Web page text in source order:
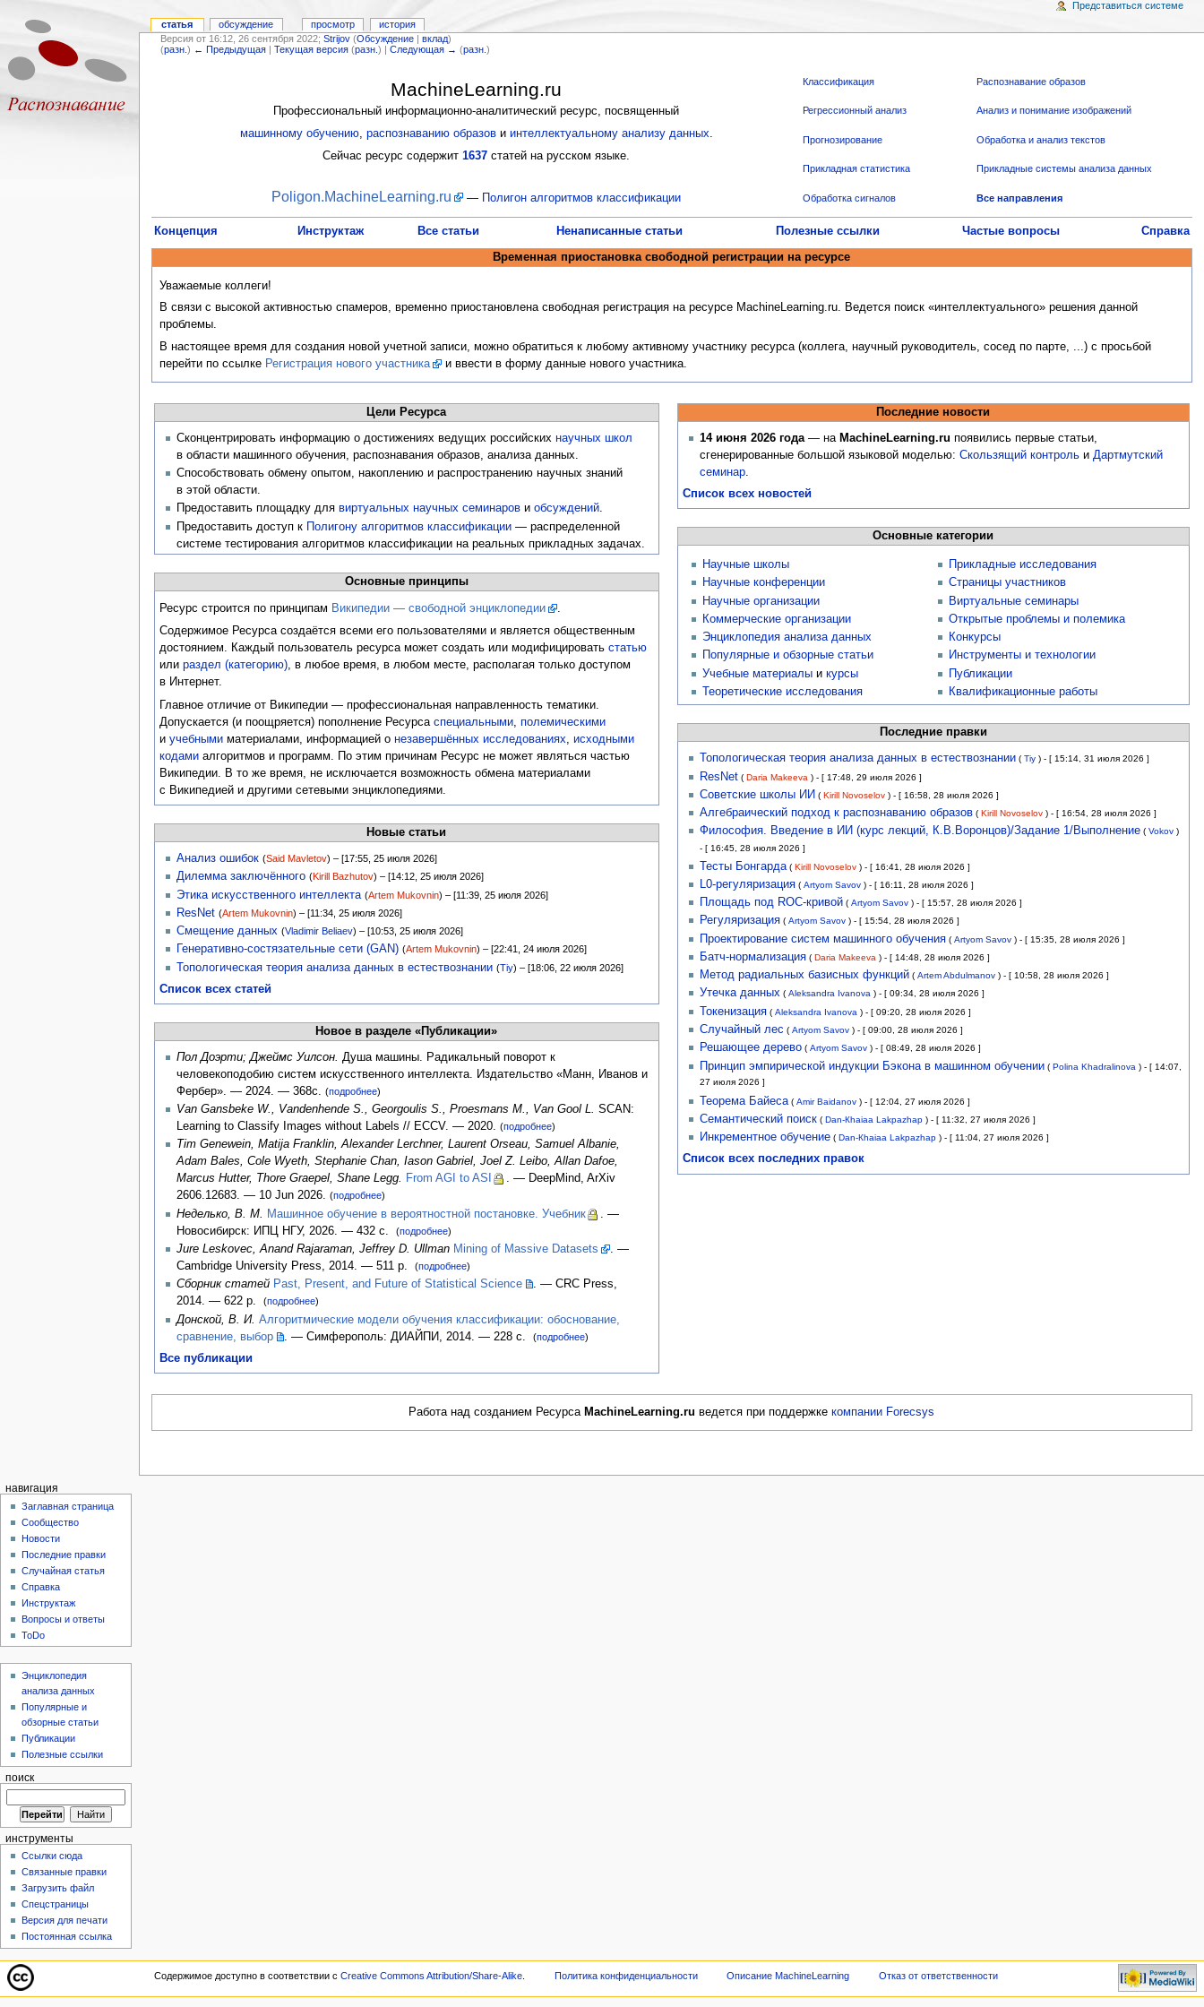
Версия от 16:12, 26 сентября 2022;Strijov (Обсуждение |вклад)
(разн.) ← Предыдущая |Текущая версия (разн.) |Следующая → (разн.)
MachineLearning.ru
Профессиональный информационно-аналитический ресурс, посвященный
машинному обучению, распознаванию образови интеллектуальному анализу данных.
Сейчас ресурс содержит1637 статей на русском языке.
Poligon.MachineLearning.ru — Полигон алгоритмов классификации
Классификация Распознавание образов
Регрессионный анализ Анализ и понимание изображений
Прогнозирование Обработка и анализ текстов
Прикладная статистика Прикладные системы анализа данных
Обработка сигналов Все направления
Концепция Инструктаж Все статьи Ненаписанные статьи Полезные ссылки Частые вопросы Справка
Временная приостановка свободной регистрации на ресурсе
Уважаемые коллеги!
В связи с высокой активностью спамеров, временно приостановлена свободная регистрация на ресурсе MachineLearning.ru. Ведется поиск «интеллектуального» решения данной
проблемы.
В настоящее время для создания новой учетной записи, можно обратиться к любому активному участнику ресурса (коллега, научный руководитель, сосед по парте, ...) с просьбой
перейти по ссылке Регистрация нового участника и ввести в форму данные нового участника.
Цели Ресурса
Сконцентрировать информацию о достижениях ведущих российских научных школ
в области машинного обучения, распознавания образов, анализа данных.
Способствовать обмену опытом, накоплению и распространению научных знаний
в этой области.
Предоставить площадку для виртуальных научных семинарови обсуждений.
Предоставить доступ к Полигону алгоритмов классификации— распределенной
системе тестирования алгоритмов классификации на реальных прикладных задачах.
Основные принципы
Ресурс строится по принципам Википедии — свободной энциклопедии
.
Содержимое Ресурса создаётся всеми его пользователями и является общественным
достоянием. Каждый пользователь ресурса может создать или модифицировать статью
или раздел (категорию), в любое время, в любом месте, располагая только доступом
в Интернет.
Главное отличие от Википедии — профессиональная направленность тематики.
Допускается (и поощряется) пополнение Ресурса специальными, полемическими
и учебнымиматериалами, информацией о незавершённых исследованиях
исходными
кодамиалгоритмов и программ. По этим причинам Ресурс не может являться частью
Википедии. В то же время, не исключается возможность обмена материалами
с Википедией и другими сетевыми энциклопедиями.
Новые статьи
Анализ ошибок (Said Mavletov) – [17:55, 25 июля 2026]
Дилемма заключённого (Kirill Bazhutov) – [14:12, 25 июля 2026]
Этика искусственного интеллекта (Artem Mukovnin) – [11:39, 25 июля 2026]
ResNet (Artem Mukovnin) – [11:34, 25 июля 2026]
Смещение данных (Vladimir Beliaev) – [10:53, 25 июля 2026]
Генеративно-состязательные сети (GAN) (Artem Mukovnin) – [22:41, 24 июля 2026]
Топологическая теория анализа данных в естествознании (Tiy) – [18:06, 22 июля 2026]
Список всех статей
Новое в разделе «Публикации»
Пол Доэрти; Джеймс Уилсон. Душа машины. Радикальный поворот к
человекоподобию систем искусственного интеллекта. Издательство «Манн, Иванов и
Фербер». — 2024. — 368с. (подробнее)
Van Gansbeke W., Vandenhende S., Georgoulis S., Proesmans M., Van Gool L. SCAN:
Learning to Classify Images without Labels // ECCV. — 2020. (подробнее)
Tim Genewein, Matija Franklin, Alexander Lerchner, Laurent Orseau, Samuel Albanie,
Adam Bales, Cole Wyeth, Stephanie Chan, Iason Gabriel, Joel Z. Leibo, Allan Dafoe,
Marcus Hutter, Thore Graepel, Shane Legg. From AGI to ASI
. — DeepMind, ArXiv
2606.12683. — 10 Jun 2026. (подробнее)
Неделько, В. М. Машинное обучение в вероятностной постановке. Учебник
. —
Новосибирск: ИПЦ НГУ, 2026. — 432 с.
(подробнее)
Jure Leskovec,Anand Rajaraman, Jeffrey D. Ullman Mining of Massive Datasets
. —
Cambridge University Press, 2014. — 511 p.
(подробнее)
Сборник статей Past, Present, and Future of Statistical Science
. — CRC Press,
2014. — 622 p.
(подробнее)
Донской, В. И. Алгоритмические модели обучения классификации: обоснование,
сравнение, выбор
. — Симферополь: ДИАЙПИ, 2014. — 228 с. (подробнее)
Все публикации
Последние новости
14 июня 2026 года— на MachineLearning.ru появились первые статьи,
сгенерированные большой языковой моделью: Скользящий контрольи Дартмутский
семинар.
Список всех новостей
Основные категории
Научные школы
Научные конференции
Научные организации
Коммерческие организации
Энциклопедия анализа данных
Популярные и обзорные статьи
Учебные материалыи курсы
Теоретические исследования
Прикладные исследования
Страницы участников
Виртуальные семинары
Открытые проблемы и полемика
Конкурсы
Инструменты и технологии
Публикации
Квалификационные работы
Последние правки
Топологическая теория анализа данных в естествознании( Tiy)- [ 15:14, 31 июля 2026 ]
ResNet( Daria Makeeva )- [ 17:48, 29 июля 2026 ]
Советские школы ИИ ( Kirill Novoselov)- [ 16:58, 28 июля 2026 ]
Алгебраический подход к распознаванию образов( Kirill Novoselov)- [ 16:54, 28 июля 2026 ]
Философия. Введение в ИИ (курс лекций, К.В.Воронцов)/Задание 1/Выполнение( Vokov)
- [ 16:45, 28 июля 2026 ]
Тесты Бонгарда( Kirill Novoselov)- [ 16:41, 28 июля 2026 ]
L0-регуляризация( Artyom Savov)- [ 16:11, 28 июля 2026 ]
Площадь под ROC-кривой( Artyom Savov)- [ 15:57, 28 июля 2026 ]
Регуляризация ( Artyom Savov)- [ 15:54, 28 июля 2026 ]
Проектирование систем машинного обучения( Artyom Savov)- [ 15:35, 28 июля 2026 ]
Батч-нормализация( Daria Makeeva )- [ 14:48, 28 июля 2026 ]
Метод радиальных базисных функций( Artem Abdulmanov)- [ 10:58, 28 июля 2026 ]
Утечка данных( Aleksandra Ivanova)- [ 09:34, 28 июля 2026 ]
Токенизация( Aleksandra Ivanova )- [ 09:20, 28 июля 2026 ]
Случайный лес ( Artyom Savov)- [ 09:00, 28 июля 2026 ]
Решающее дерево( Artyom Savov)- [ 08:49, 28 июля 2026 ]
Принцип эмпирической индукции Бэкона в машинном обучении( Polina Khadralinova )- [ 14:07,
27 июля 2026 ]
Теорема Байеса( Amir Baidanov)- [ 12:04, 27 июля 2026 ]
Семантический поиск( Dan-Кhaiaa Lakpazhap)- [ 11:32, 27 июля 2026 ]
Инкрементное обучение( Dan-Кhaiaa Lakpazhap)- [ 11:04, 27 июля 2026 ]
Список всех последних правок
Работа над созданием Ресурса MachineLearning.ru ведется при поддержкекомпании Forecsys
статья обсуждение просмотр история
Представиться системе
навигация
Заглавная страница
Сообщество
Новости
Последние правки
Случайная статья
Справка
Инструктаж
Вопросы и ответы
ToDo
Энциклопедия
анализа данных
Популярные и
обзорные статьи
Публикации
Полезные ссылки
поиск
инструменты
Ссылки сюда
Связанные правки
Загрузить файл
Спецстраницы
Версия для печати
Постоянная ссылка
Содержимое доступно в соответствии с Creative Commons Attribution/Share-Alike. Политика конфиденциальности Описание MachineLearning Отказ от ответственности